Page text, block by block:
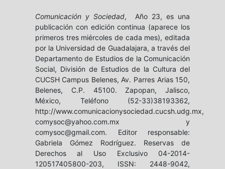
Comunicación y Sociedad, Año 23, es una
publicación con edición continua (aparece los
primeros tres miércoles de cada mes), editada
por la Universidad de Guadalajara, a través del
Departamento de Estudios de la Comunicación
Social, División de Estudios de la Cultura del
CUCSH Campus Belenes, Av. Parres Arias 150,
Belenes, C.P. 45100. Zapopan, Jalisco,
México, Teléfono (52-33)38193362,
http://www.comunicacionysociedad.cucsh.udg.mx,
comysoc@yahoo.com.mx y
comysoc@gmail.com. Editor responsable:
Gabriela Gómez Rodríguez. Reservas de
Derechos al Uso Exclusivo 04-2014-
120517405800-203, ISSN: 2448-9042,